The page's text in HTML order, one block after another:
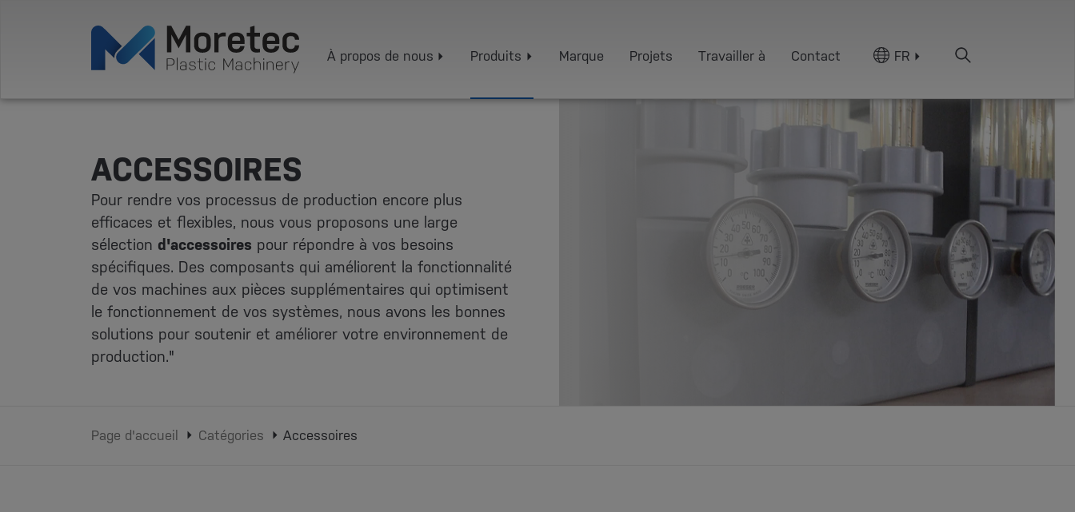
À propos de nous Produits Marque Projets Travailler à Contact FR
ACCESSOIRES
Pour rendre vos processus de production encore plus
efficaces et flexibles, nous vous proposons une large
sélection d'accessoires pour répondre à vos besoins
spécifiques. Des composants qui améliorent la fonctionnalité
de vos machines aux pièces supplémentaires qui optimisent
le fonctionnement de vos systèmes, nous avons les bonnes
solutions pour soutenir et améliorer votre environnement de
production."
Page d'accueil Catégories Accessoires